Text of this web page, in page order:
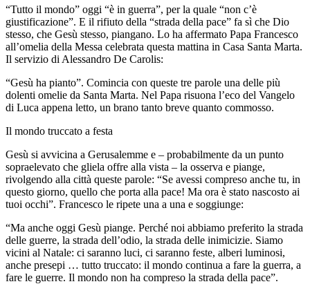
“Tutto il mondo” oggi “è in guerra”, per la quale “non c’è
giustificazione”. E il rifiuto della “strada della pace” fa sì che Dio
stesso, che Gesù stesso, piangano. Lo ha affermato Papa Francesco
all’omelia della Messa celebrata questa mattina in Casa Santa Marta.
Il servizio di Alessandro De Carolis:
“Gesù ha pianto”. Comincia con queste tre parole una delle più
dolenti omelie da Santa Marta. Nel Papa risuona l’eco del Vangelo
di Luca appena letto, un brano tanto breve quanto commosso.
Il mondo truccato a festa
Gesù si avvicina a Gerusalemme e – probabilmente da un punto
sopraelevato che gliela offre alla vista – la osserva e piange,
rivolgendo alla città queste parole: “Se avessi compreso anche tu, in
questo giorno, quello che porta alla pace! Ma ora è stato nascosto ai
tuoi occhi”. Francesco le ripete una a una e soggiunge:
“Ma anche oggi Gesù piange. Perché noi abbiamo preferito la strada
delle guerre, la strada dell’odio, la strada delle inimicizie. Siamo
vicini al Natale: ci saranno luci, ci saranno feste, alberi luminosi,
anche presepi … tutto truccato: il mondo continua a fare la guerra, a
fare le guerre. Il mondo non ha compreso la strada della pace”.